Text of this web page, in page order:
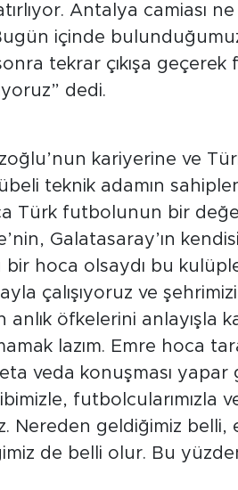
Antalya camiası
içinde
tekrar çıkışa geçerek
dedi.
kariyerine ve
teknik adamın
Türk futbolunun bir
Galatasaray’ın
hoca olsaydı bu
çalışıyoruz ve
anlık öfkelerini anlayışla
lazım. Emre hoca
veda konuşması yapar
futbolcularımızla
Nereden geldiğimiz belli,
de belli olur. Bu